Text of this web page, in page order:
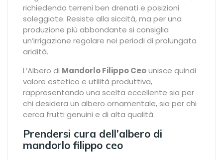
richiedendo terreni ben drenati e posizioni
soleggiate. Resiste alla siccità, ma per una
produzione più abbondante si consiglia
un’irrigazione regolare nei periodi di prolungata
aridità.
L’Albero di Mandorlo Filippo Ceounisce quindi
valore estetico e utilità produttiva,
rappresentando una scelta eccellente sia per
chi desidera un albero ornamentale, sia per chi
cerca frutti genuini e di alta qualità.
Prendersi cura dell’albero di
mandorlo filippo ceo